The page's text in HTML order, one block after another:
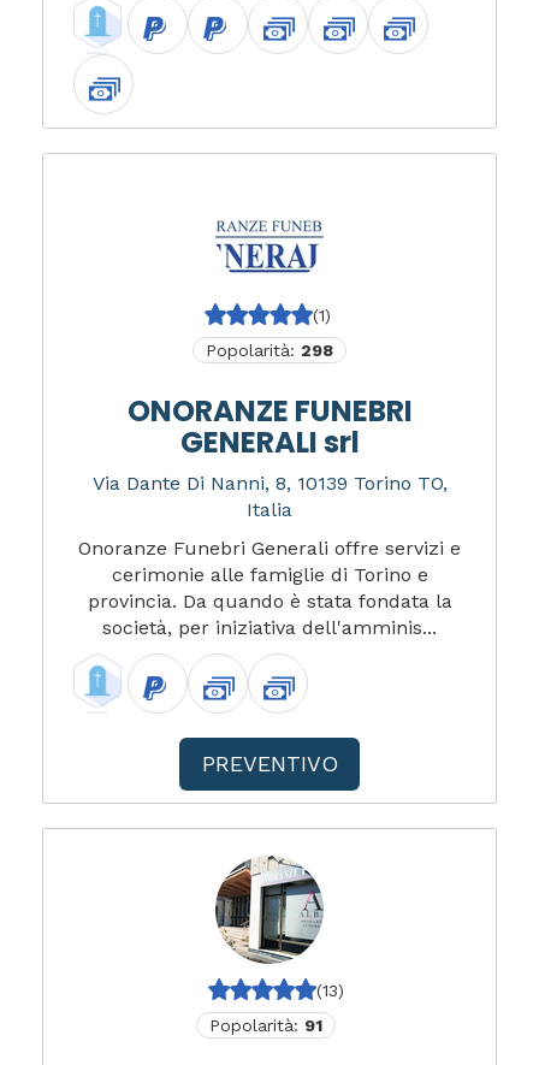
(1)
Popolarità: 298
ONORANZE FUNEBRI
GENERALI srl
Via Dante Di Nanni, 8, 10139 Torino TO,
Italia
Onoranze Funebri Generali offre servizi e
cerimonie alle famiglie di Torino e
provincia. Da quando è stata fondata la
società, per iniziativa dell'amminis...
PREVENTIVO
(13)
Popolarità: 91